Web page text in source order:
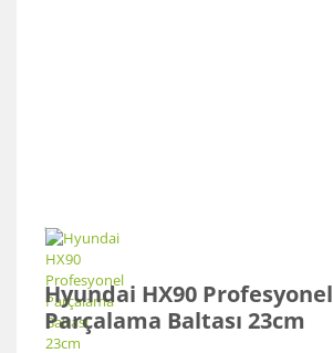
Hyundai HX90 Profesyonel
Parçalama Baltası 23cm